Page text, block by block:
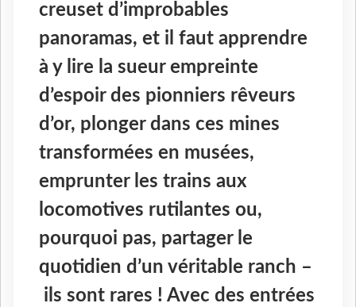
creuset d’improbables
panoramas, et il faut apprendre
à y lire la sueur empreinte
d’espoir des pionniers rêveurs
d’or, plonger dans ces mines
transformées en musées,
emprunter les trains aux
locomotives rutilantes ou,
pourquoi pas, partager le
quotidien d’un véritable ranch –
ils sont rares ! Avec des entrées